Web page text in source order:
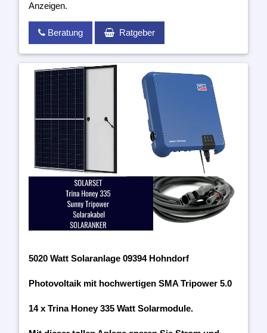
Anzeigen.
Beratung Ratgeber
5020 Watt Solaranlage 09394 Hohndorf
Photovoltaik mit hochwertigen SMA Tripower 5.0
14 x Trina Honey 335 Watt Solarmodule.